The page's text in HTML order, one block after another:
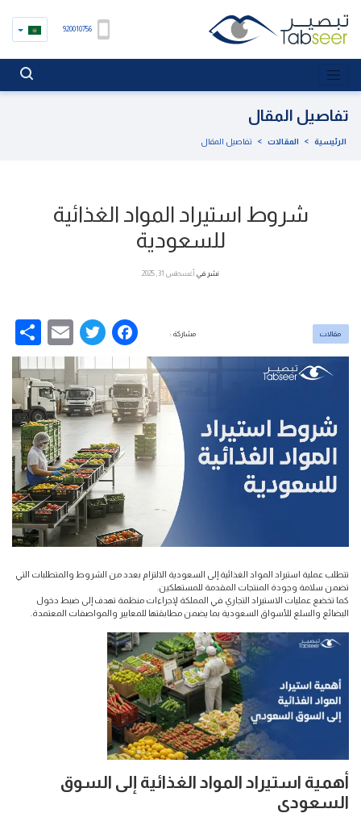
920010756
تفاصيل المقال
الرئيسية > المقالات > تفاصيل المقال
شروط استيراد المواد الغذائية
للسعودية
نشر في أغسطس 31, 2025
مقالات مشاركة : Facebook
Twitter
تتطلب عملية استيراد المواد الغذائية إلى السعودية الالتزام بعدد من الشروط والمتطلبات التي
تضمن سلامة وجودة المنتجات المقدمة للمستهلكين.
كما تخضع عمليات الاستيراد التجاري في المملكة لإجراءات منظمة تهدف إلى ضبط دخول
البضائع والسلع للأسواق السعودية بما يضمن مطابقتها للمعايير والمواصفات المعتمدة.
أهمية استيراد المواد الغذائية إلى السوق
السعودي